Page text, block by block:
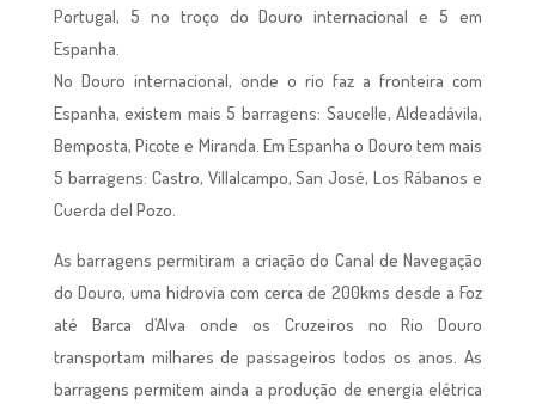
Portugal, 5 no troço do Douro internacional e 5 em
Espanha.
No Douro internacional, onde o rio faz a fronteira com
Espanha, existem mais 5 barragens: Saucelle, Aldeadávila,
Bemposta, Picote e Miranda. Em Espanha o Douro tem mais
5 barragens: Castro, Villalcampo, San José, Los Rábanos e
Cuerda del Pozo.
As barragens permitiram a criação do Canal de Navegação
do Douro, uma hidrovia com cerca de 200kms desde a Foz
até Barca d’Alva onde os Cruzeiros no Rio Douro
transportam milhares de passageiros todos os anos. As
barragens permitem ainda a produção de energia elétrica